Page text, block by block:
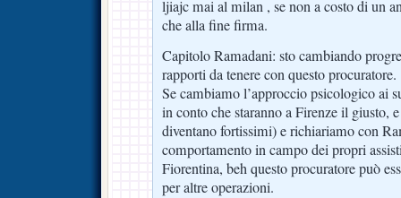
ljiajc mai al milan , se non a costo di un
che alla fine firma.
Capitolo Ramadani: sto cambiando
rapporti da tenere con questo procuratore.
Se cambiamo l’approccio psicologico ai
in conto che staranno a Firenze il giusto,
diventano fortissimi) e richiariamo con
comportamento in campo dei propri
Fiorentina, beh questo procuratore può
per altre operazioni.